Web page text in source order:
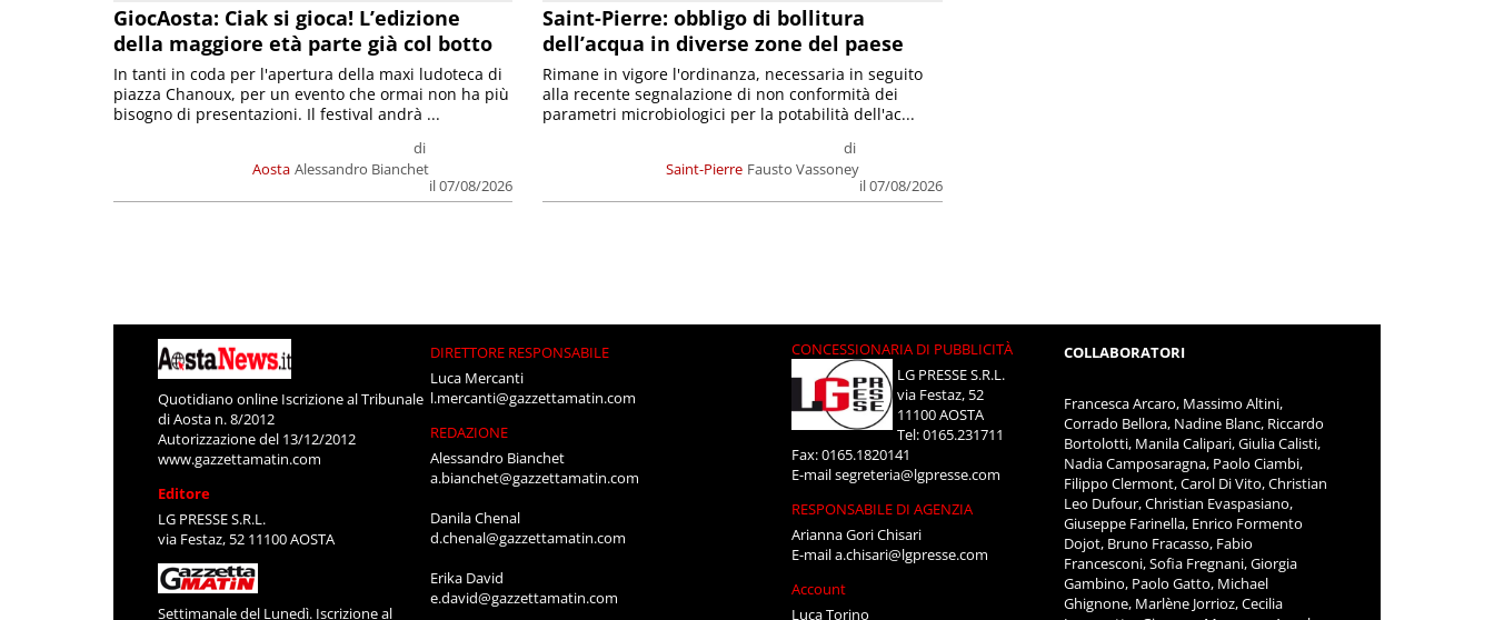
GiocAosta: Ciak si gioca! L’edizione
della maggiore età parte già col botto
Aosta
di
Alessandro Bianchet
il 07/08/2026
In tanti in coda per l'apertura della maxi ludoteca di
piazza Chanoux, per un evento che ormai non ha più
bisogno di presentazioni. Il festival andrà ...
Saint-Pierre: obbligo di bollitura
dell’acqua in diverse zone del paese
Saint-Pierre
di
Fausto Vassoney
il 07/08/2026
Rimane in vigore l'ordinanza, necessaria in seguito
alla recente segnalazione di non conformità dei
parametri microbiologici per la potabilità dell'ac...
Quotidiano online Iscrizione al Tribunale
di Aosta n. 8/2012
Autorizzazione del 13/12/2012
www.gazzettamatin.com
Editore
LG PRESSE S.R.L.
via Festaz, 52 11100 AOSTA
Settimanale del Lunedì. Iscrizione al
DIRETTORE RESPONSABILE
Luca Mercanti
l.mercanti@gazzettamatin.com
REDAZIONE
Alessandro Bianchet
a.bianchet@gazzettamatin.com
Danila Chenal
d.chenal@gazzettamatin.com
Erika David
e.david@gazzettamatin.com
CONCESSIONARIA DI PUBBLICITÀ
LG PRESSE S.R.L.
via Festaz, 52
11100 AOSTA
Tel: 0165.231711
Fax: 0165.1820141
E-mailsegreteria@lgpresse.com
RESPONSABILE DI AGENZIA
Arianna Gori Chisari
E-maila.chisari@lgpresse.com
Account
Luca Torino
COLLABORATORI
Francesca Arcaro, Massimo Altini,
Corrado Bellora, Nadine Blanc, Riccardo
Bortolotti, Manila Calipari, Giulia Calisti,
Nadia Camposaragna, Paolo Ciambi,
Filippo Clermont, Carol Di Vito, Christian
Leo Dufour, Christian Evaspasiano,
Giuseppe Farinella, Enrico Formento
Dojot, Bruno Fracasso, Fabio
Francesconi, Sofia Fregnani, Giorgia
Gambino, Paolo Gatto, Michael
Ghignone, Marlène Jorrioz, Cecilia